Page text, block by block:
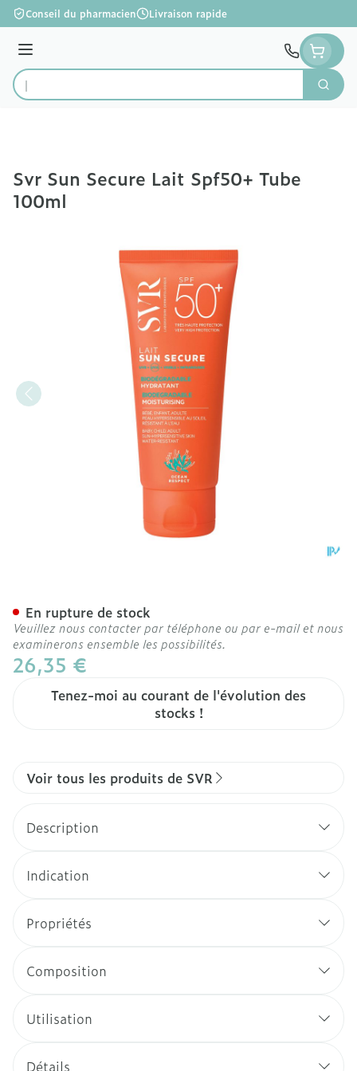
Aller au contenu
Conseil du pharmacien Livraison rapide
Menu
Rechercher
Svr Sun Secure Lait Spf50+ Tube
100ml
26,35 €
Tenez-moi au courant de l'évolution des
stocks !
En rupture de stock
Veuillez nous contacter par téléphone ou par e-mail et nous
examinerons ensemble les possibilités.
Voir tous les produits de SVR
Description
Indication
Propriétés
Composition
Utilisation
Détails